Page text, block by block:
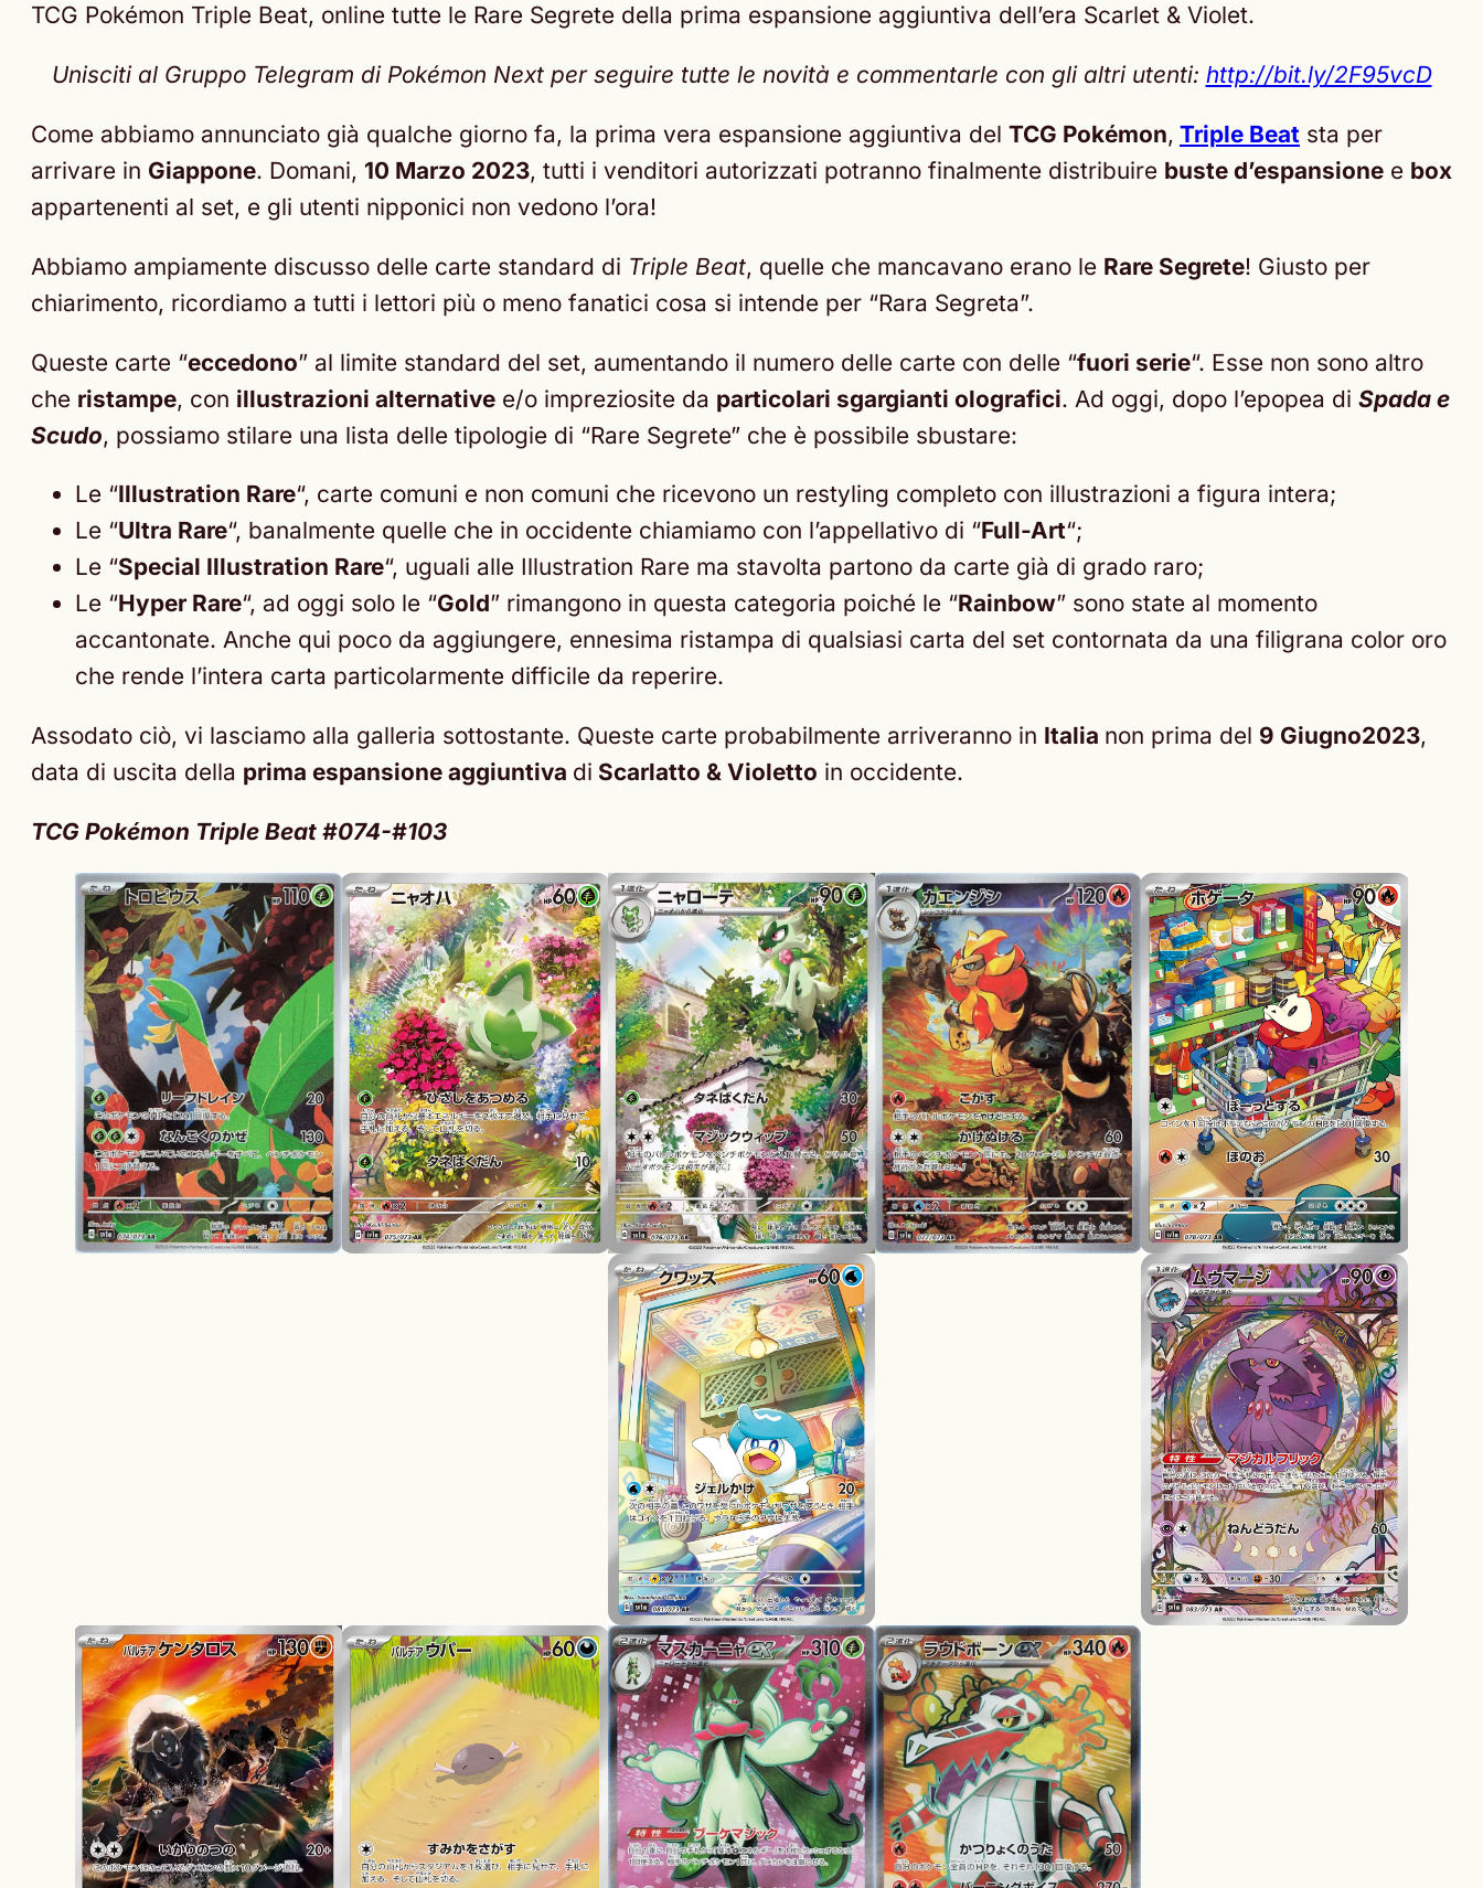
TCG Pokémon Triple Beat, online tutte le Rare Segrete della prima espansione aggiuntiva dell’era Scarlet & Violet.
Unisciti al Gruppo Telegram di Pokémon Next per seguire tutte le novità e commentarle con gli altri utenti: http://bit.ly/2F95vcD
Come abbiamo annunciato già qualche giorno fa, la prima vera espansione aggiuntiva del TCG Pokémon, Triple Beat sta per
arrivare in Giappone. Domani, 10 Marzo 2023, tutti i venditori autorizzati potranno finalmente distribuire buste d’espansione e box
appartenenti al set, e gli utenti nipponici non vedono l’ora!
Abbiamo ampiamente discusso delle carte standard di Triple Beat, quelle che mancavano erano le Rare Segrete! Giusto per
chiarimento, ricordiamo a tutti i lettori più o meno fanatici cosa si intende per “Rara Segreta”.
Queste carte “eccedono” al limite standard del set, aumentando il numero delle carte con delle “fuori serie“. Esse non sono altro
che ristampe, con illustrazioni alternative e/o impreziosite da particolari sgargianti olografici. Ad oggi, dopo l’epopea di Spada e
Scudo, possiamo stilare una lista delle tipologie di “Rare Segrete” che è possibile sbustare:
Le “Illustration Rare“, carte comuni e non comuni che ricevono un restyling completo con illustrazioni a figura intera;
Le “Ultra Rare“, banalmente quelle che in occidente chiamiamo con l’appellativo di “Full-Art“;
Le “Special Illustration Rare“, uguali alle Illustration Rare ma stavolta partono da carte già di grado raro;
Le “Hyper Rare“, ad oggi solo le “Gold” rimangono in questa categoria poiché le “Rainbow” sono state al momento
accantonate. Anche qui poco da aggiungere, ennesima ristampa di qualsiasi carta del set contornata da una filigrana color oro
che rende l’intera carta particolarmente difficile da reperire.
Assodato ciò, vi lasciamo alla galleria sottostante. Queste carte probabilmente arriveranno in Italia non prima del 9 Giugno2023,
data di uscita della prima espansione aggiuntiva di Scarlatto & Violetto in occidente.
TCG Pokémon Triple Beat #074-#103